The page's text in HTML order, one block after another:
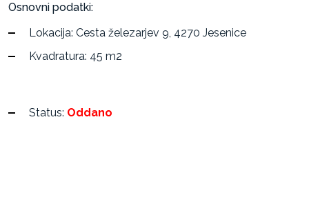
Osnovni podatki:
Lokacija: Cesta železarjev 9, 4270 Jesenice
Kvadratura: 45 m2
Status: Oddano